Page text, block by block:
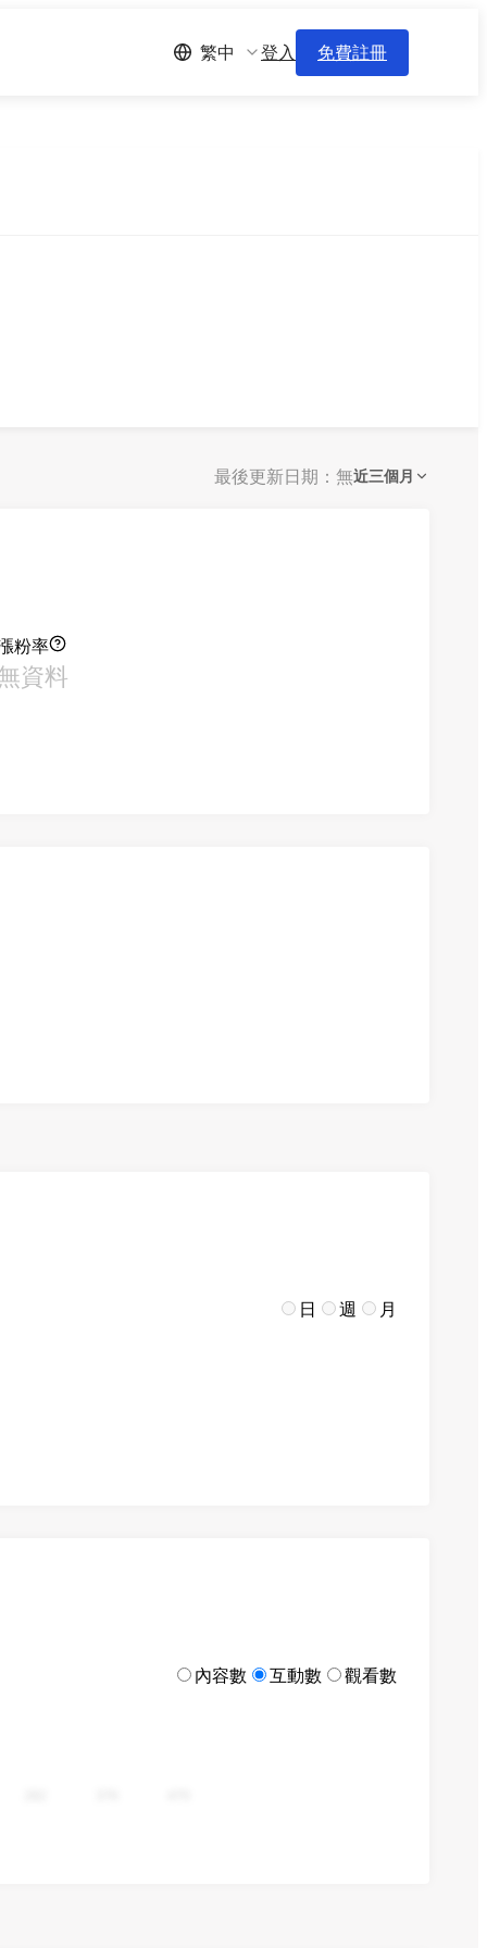
繁中 登入 免費註冊
最後更新日期：無近三個月
粉率
資料
日 週 月
內容數 互動數 觀看數